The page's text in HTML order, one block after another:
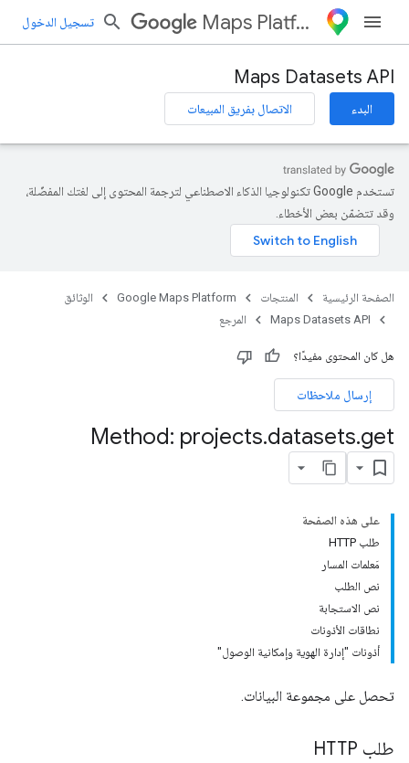
Maps Platform تسجيل الدخول
Maps Datasets API
البدء الاتصال بفريق المبيعات
تستخدم Google تكنولوجيا الذكاء الاصطناعي لترجمة المحتوى إلى لغتك المفضّلة،
وقد تتضمّن بعض الأخطاء.
الصفحة الرئيسية المنتجات Google Maps Platform
الوثائق
Maps Datasets API
المرجع
هل كان المحتوى مفيدًا؟
إرسال ملاحظات
Method: projects.datasets.get
على هذه الصفحة
طلب HTTP
مَعلمات المسار
نص الطلب
نص الاستجابة
نطاقات الأذونات
أذونات "إدارة الهوية وإمكانية الوصول"
تحصل على مجموعة البيانات.
طلب HTTP